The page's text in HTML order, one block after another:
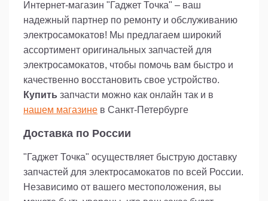
Интернет-магазин "Гаджет Точка" – ваш
надежный партнер по ремонту и обслуживанию
электросамокатов! Мы предлагаем широкий
ассортимент оригинальных запчастей для
электросамокатов, чтобы помочь вам быстро и
качественно восстановить свое устройство.
Купить запчасти можно как онлайн так и в
нашем магазине в Санкт-Петербурге
Доставка по России
"Гаджет Точка" осуществляет быструю доставку
запчастей для электросамокатов по всей России.
Независимо от вашего местоположения, вы